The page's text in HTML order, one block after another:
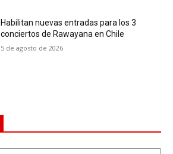
Habilitan nuevas entradas para los 3
conciertos de Rawayana en Chile
5 de agosto de 2026